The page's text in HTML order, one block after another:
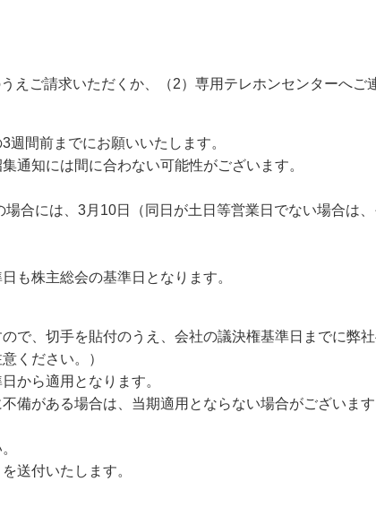
えご請求いただくか、（2）専用テレホンセンターへご
間前までにお願いいたします。
通知には間に合わない可能性がございます。
合には、3月10日（同日が土日等営業日でない場合は
も株主総会の基準日となります。
で、切手を貼付のうえ、会社の議決権基準日までに弊
ください。）
から適用となります。
備がある場合は、当期適用とならない場合がございま
送付いたします。